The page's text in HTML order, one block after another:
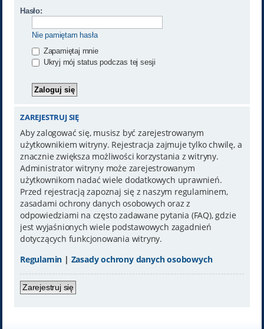
Hasło:
Nie pamiętam hasła
Zapamiętaj mnie
Ukryj mój status podczas tej sesji
ZAREJESTRUJ SIĘ
Aby zalogować się, musisz być zarejestrowanym
użytkownikiem witryny. Rejestracja zajmuje tylko chwilę, a
znacznie zwiększa możliwości korzystania z witryny.
Administrator witryny może zarejestrowanym
użytkownikom nadać wiele dodatkowych uprawnień.
Przed rejestracją zapoznaj się z naszym regulaminem,
zasadami ochrony danych osobowych oraz z
odpowiedziami na często zadawane pytania (FAQ), gdzie
jest wyjaśnionych wiele podstawowych zagadnień
dotyczących funkcjonowania witryny.
Regulamin | Zasady ochrony danych osobowych
Zarejestruj się